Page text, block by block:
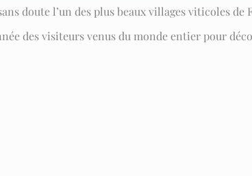
doute l’un des plus beaux villages viticoles de
des visiteurs venus du monde entier pour